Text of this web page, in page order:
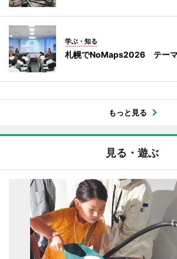
学ぶ・知る
札幌でNoMaps2026 テーマ
もっと見る
見る・遊ぶ